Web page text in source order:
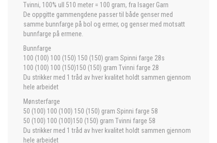
Tvinni, 100% ull 510 meter = 100 gram, fra Isager Garn
De oppgitte garnmengdene passer til både genser med
samme bunnfarge på bol og ermer, og genser med motsatt
bunnfarge på ermene.
Bunnfarge
100 (100) 100 (150) 150 (150) gram Spinni farge 28s
100 (100) 100 (150)150 (150) gram Tvinni farge 28
Du strikker med 1 tråd av hver kvalitet holdt sammen gjennom
hele arbeidet
Mønsterfarge
50 (100) 100 (100) 150 (150) gram Spinni farge 58
50 (100) 100 (100)150 (150) gram Tvinni farge 58
Du strikker med 1 tråd av hver kvalitet holdt sammen gjennom
hele arbeidet